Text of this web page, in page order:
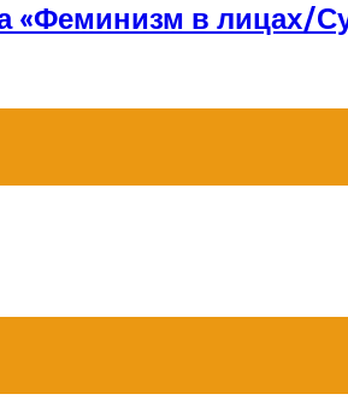
«Феминизм в лицах/